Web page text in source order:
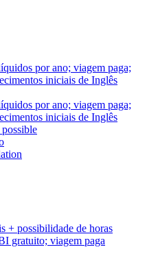
por ano; viagem paga;
iniciais de Inglês
por ano; viagem paga;
iniciais de Inglês
+ possibilidade de horas
gratuito; viagem paga